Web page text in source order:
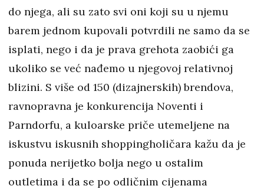
do njega, ali su zato svi oni koji su u njemu
barem jednom kupovali potvrdili ne samo da se
isplati, nego i da je prava grehota zaobići ga
ukoliko se već nađemo u njegovoj relativnoj
blizini. S više od 150 (dizajnerskih) brendova,
ravnopravna je konkurencija Noventi i
Parndorfu, a kuloarske priče utemeljene na
iskustvu iskusnih shoppingholičara kažu da je
ponuda nerijetko bolja nego u ostalim
outletima i da se po odličnim cijenama